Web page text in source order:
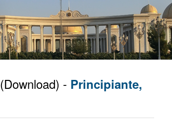
(Download) - Principiante,